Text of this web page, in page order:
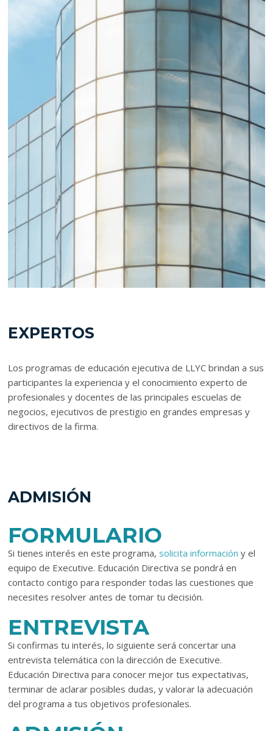
EXPERTOS
Los programas de educación ejecutiva de LLYC brindan a sus
participantes la experiencia y el conocimiento experto de
profesionales y docentes de las principales escuelas de
negocios, ejecutivos de prestigio en grandes empresas y
directivos de la firma.
ADMISIÓN
FORMULARIO
Si tienes interés en este programa, solicita información y el
equipo de Executive. Educación Directiva se pondrá en
contacto contigo para responder todas las cuestiones que
necesites resolver antes de tomar tu decisión.
ENTREVISTA
Si confirmas tu interés, lo siguiente será concertar una
entrevista telemática con la dirección de Executive.
Educación Directiva para conocer mejor tus expectativas,
terminar de aclarar posibles dudas, y valorar la adecuación
del programa a tus objetivos profesionales.